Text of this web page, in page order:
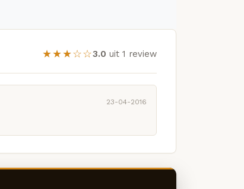
★★★☆☆3.0 uit 1 review
23-04-2016